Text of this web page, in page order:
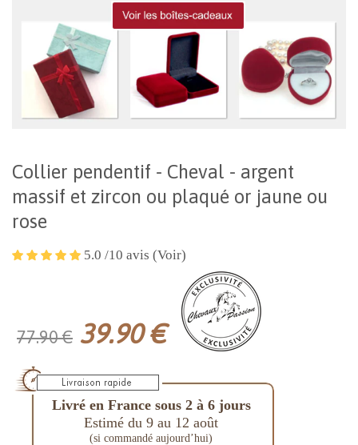
Collier pendentif - Cheval - argent
massif et zircon ou plaqué or jaune ou
rose
5.0 /10 avis (Voir)
77.90 € 39.90 €
Livré en France sous 2 à 6 jours
Estimé du 9 au 12 août
(si commandé aujourd’hui)